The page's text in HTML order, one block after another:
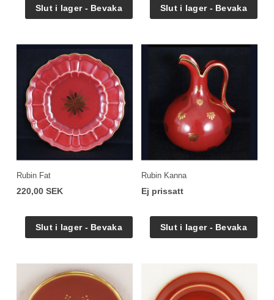
Rubin Fat
220,00 SEK
Rubin Kanna
Ej prissatt